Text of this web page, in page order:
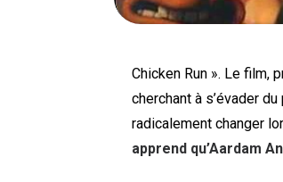
Chicken Run ». Le film,
cherchant à s’évader
radicalement changer
apprend qu’Aardam